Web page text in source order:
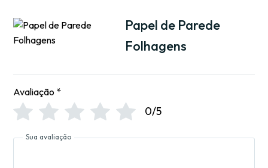
Papel de Parede
Folhagens
Avaliação *
0/5
Sua avaliação